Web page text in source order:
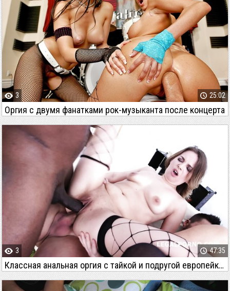
Оргия с двумя фанатками рок-музыканта после концерта
25:02
3
Классная анальная оргия с тайкой и подругой европейкой
47:35
3